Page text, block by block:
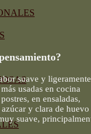
suave y ligeramente
usadas en cocina
en ensaladas,
y clara de huevo
suave,